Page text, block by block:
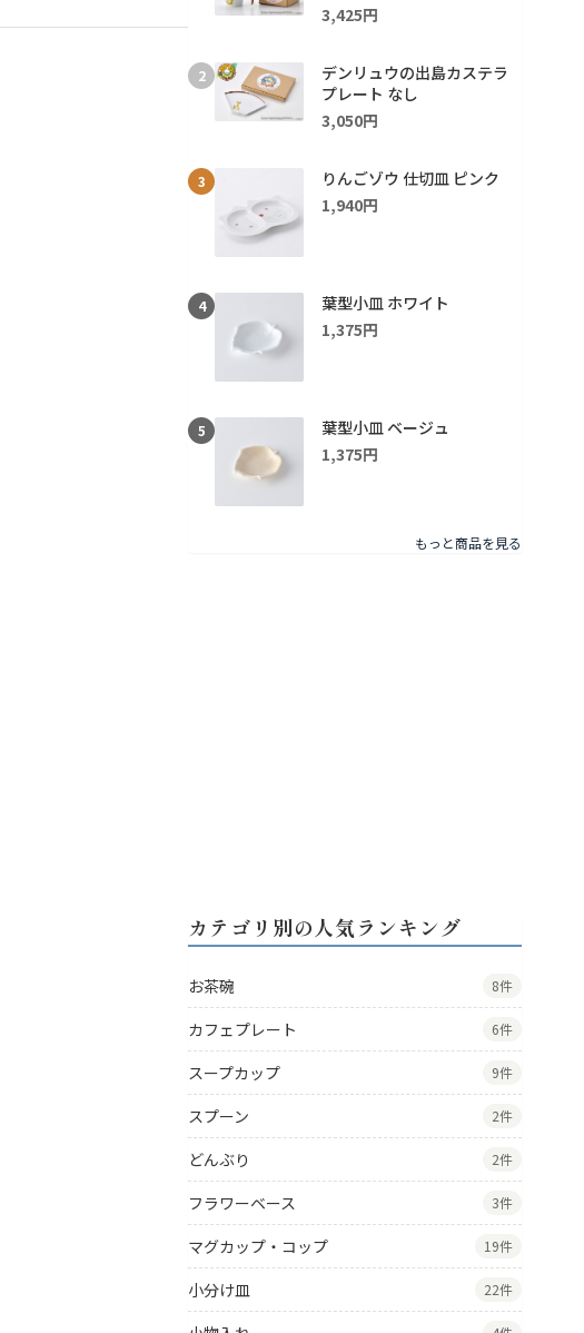
3,425円
2
デンリュウの出島カステラ
プレート なし
3,050円
3
りんごゾウ 仕切皿 ピンク
1,940円
4
葉型小皿 ホワイト
1,375円
5
葉型小皿 ベージュ
1,375円
もっと商品を見る
カテゴリ別の人気ランキング
お茶碗 8件
カフェプレート 6件
スープカップ 9件
スプーン 2件
どんぶり 2件
フラワーベース 3件
マグカップ・コップ 19件
小分け皿 22件